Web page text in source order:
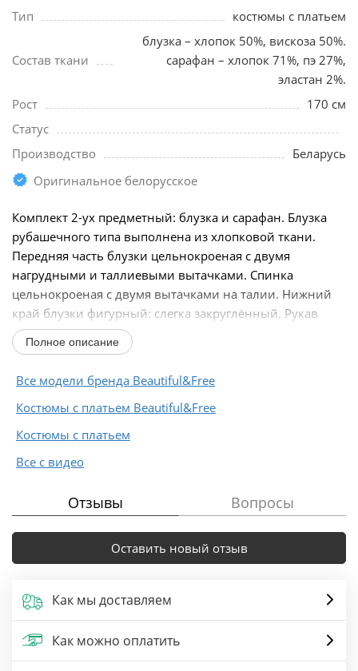
Тип
костюмы с платьем
Состав ткани
блузка – хлопок 50%, вискоза 50%.
сарафан – хлопок 71%, пэ 27%,
эластан 2%.
Рост
170 см
Статус
Производство
Беларусь
Оригинальное белорусское
Комплект 2-ух предметный: блузка и сарафан. Блузка
рубашечного типа выполнена из хлопковой ткани.
Передняя часть блузки цельнокроеная с двумя
нагрудными и таллиевыми вытачками. Спинка
цельнокроеная с двумя вытачками на талии. Нижний
край блузки фигурный: слегка закруглённый. Рукав
длинный...
Полное описание
Все модели бренда Beautiful&Free
Костюмы с платьем Beautiful&Free
Костюмы с платьем
Все с видео
Отзывы Вопросы
Оставить новый отзыв
Как мы доставляем
Как можно оплатить